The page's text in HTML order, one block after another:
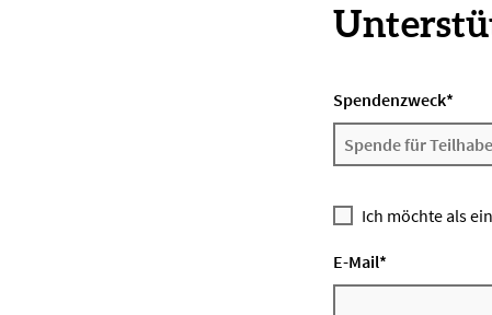
Spendenzweck*
Ich möchte als
E-Mail*